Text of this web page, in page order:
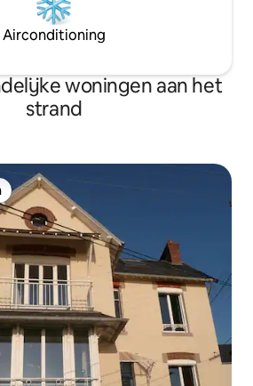
Airconditioning
woningen aan het
strand